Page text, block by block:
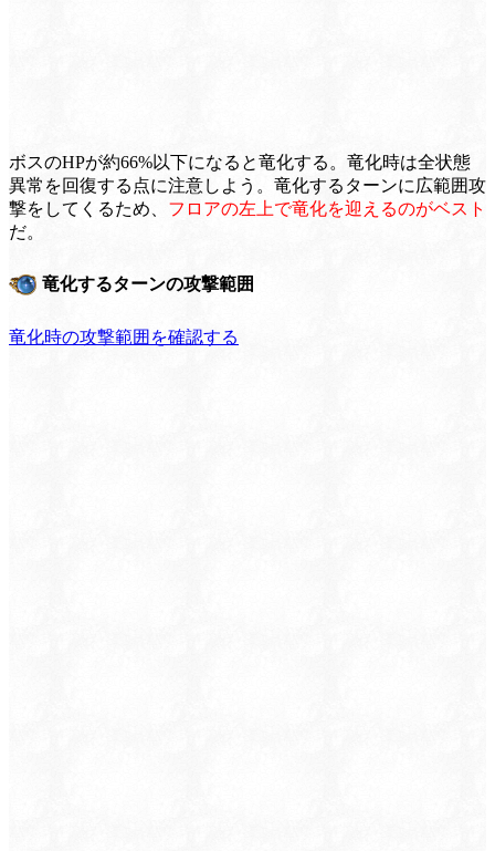
ボスのHPが約66%以下になると竜化する。竜化時は全状態
異常を回復する点に注意しよう。竜化するターンに広範囲攻
撃をしてくるため、 フロアの左上で竜化を迎えるのがベスト
だ。
竜化するターンの攻撃範囲
竜化時の攻撃範囲を確認する